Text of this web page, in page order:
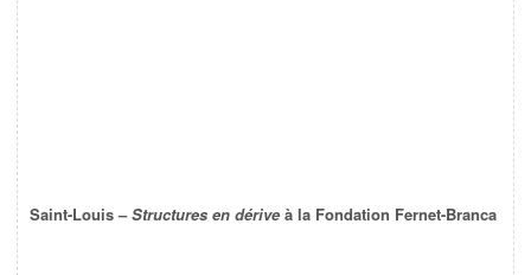
Saint-Louis –Structures en dérive à la Fondation Fernet-Branca